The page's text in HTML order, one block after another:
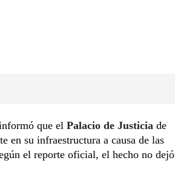
que el Palacio de Justicia de
en su infraestructura a causa de las
el reporte oficial, el hecho no dejó